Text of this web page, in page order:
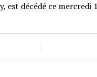
est décédé ce mercredi